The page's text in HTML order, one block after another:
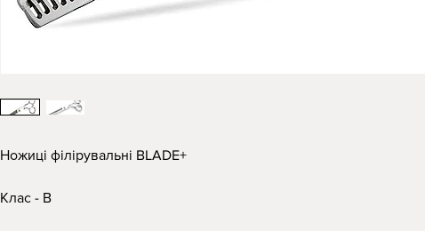
Ножиці філірувальні BLADE+
Клас - В